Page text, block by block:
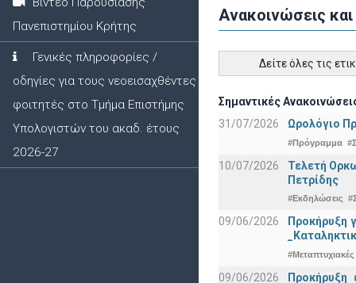
Πανεπιστημίου Κρήτης
Γενικές πληροφορίες /
οδηγίες για τους νεοεισαχθέντες
φοιτητές στο Τμήμα Επιστήμης
Υπολογιστών του ακαδ. έτους
2026-27
Ανακοινώσεις
Δείτε όλες τις
Σημαντικές
31/07/2026
Ωρολόγιο
#Πρόγραμμα
10/07/2026
Τελετή
Πετρίδης
#Εκδηλώσεις
09/06/2026
Προκήρυξη
09/06/2026